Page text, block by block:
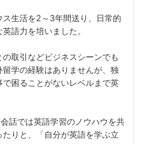
生活を2～3年間送り、日常的
語力を培いました。
取引などビジネスシーンでも
学の経験はありませんが、独
困ることがないレベルまで英
話では英語学習のノウハウを共
りと、「自分が英語を学ぶ立